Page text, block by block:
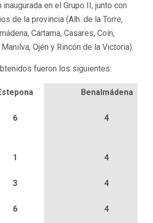
en el Grupo II, junto con
de la provincia (Alh. de la Torre,
Cártama, Casares, Coín,
Ojén y Rincón de la Victoria).
fueron los siguientes:
Benalmádena
6 4
1 4
3 4
6 4